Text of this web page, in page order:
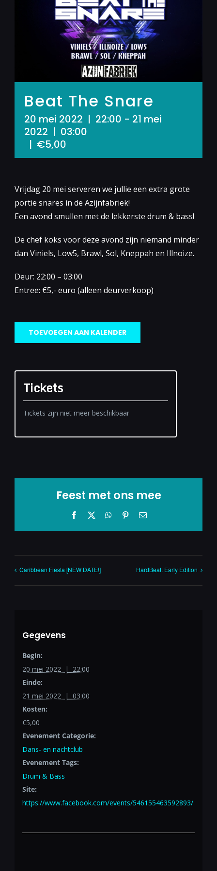
Beat The Snare
20 mei 2022 | 22:00 - 21 mei
2022 | 03:00
| €5,00
Vrijdag 20 mei serveren we jullie een extra grote
portie snares in de Azijnfabriek!
Een avond smullen met de lekkerste drum & bass!
De chef koks voor deze avond zijn niemand minder
dan Viniels, Low5, Brawl, Sol, Kneppah en Illnoize.
Deur: 22:00 – 03:00
Entree: €5,- euro (alleen deurverkoop)
TOEVOEGEN AAN KALENDER
Tickets
Tickets zijn niet meer beschikbaar
Feest met ons mee
Facebook WhatsApp
Pinterest
E-
Caribbean Fiesta [NEW DATE!] HardBeat: Early Edition
Gegevens
Begin:
20 mei 2022 | 22:00
Einde:
21 mei 2022 | 03:00
Kosten:
€5,00
Evenement Categorie:
Dans- en nachtclub
Evenement Tags:
Drum & Bass
Site:
https://www.facebook.com/events/546155463592893/